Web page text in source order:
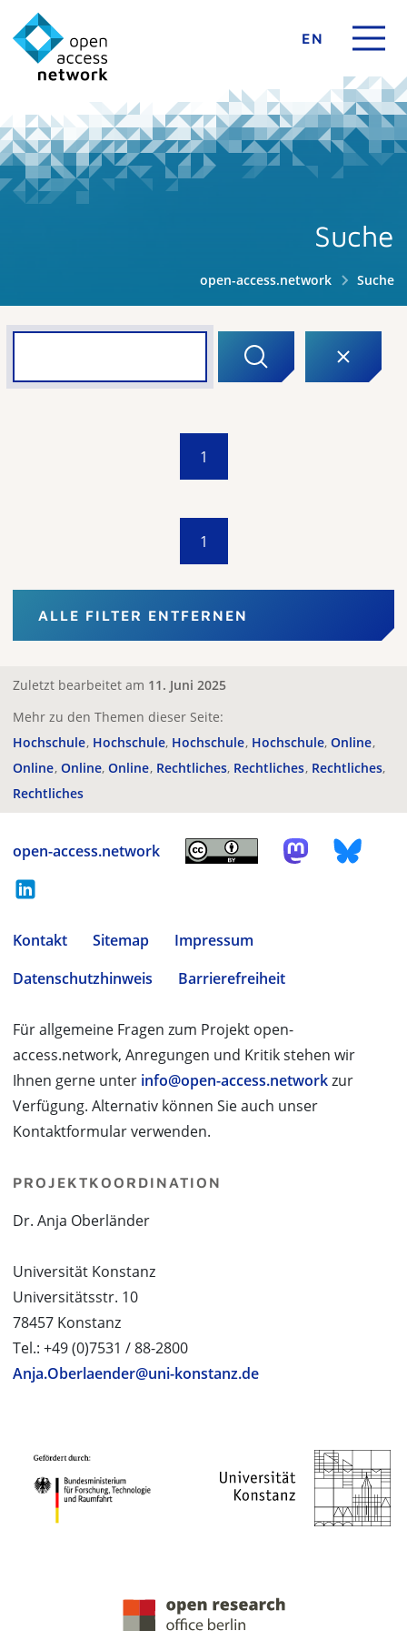
EN
Suche
open-access.network Suche
1
1
ALLE FILTER ENTFERNEN
Zuletzt bearbeitet am 11. Juni 2025
Mehr zu den Themen dieser Seite:
Hochschule Hochschule Hochschule Hochschule Online
Online Online Online Rechtliches Rechtliches Rechtliches
Rechtliches
open-access.network
Kontakt Sitemap
Impressum
Datenschutzhinweis
Barrierefreiheit
Für allgemeine Fragen zum Projekt open-
access.network, Anregungen und Kritik stehen wir
Ihnen gerne unter info@open-access.networkzur
Verfügung. Alternativ können Sie auch unser
Kontaktformular verwenden.
PROJEKTKOORDINATION
Dr. Anja Oberländer
Universität Konstanz
Universitätsstr. 10
78457 Konstanz
Tel.: +49 (0)7531 / 88-2800
Anja.Oberlaender@uni-konstanz.de